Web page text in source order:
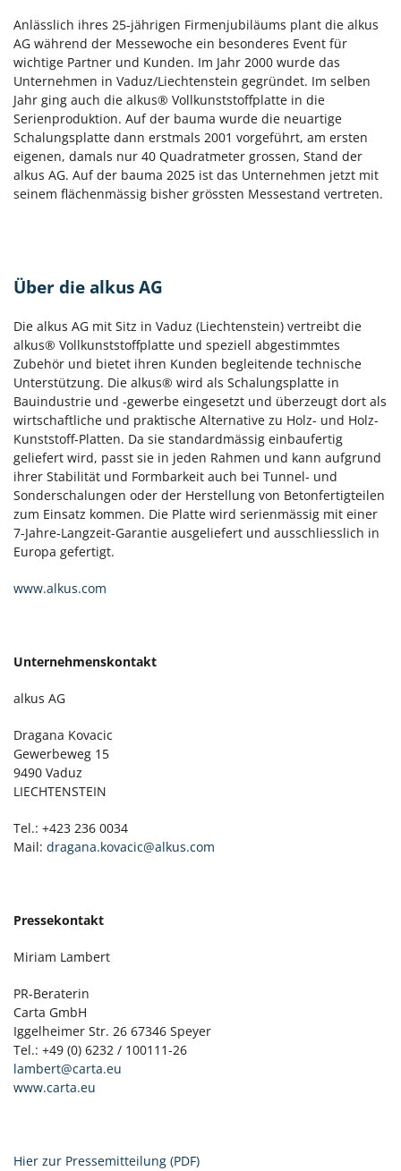
Anlässlich ihres 25-jährigen Firmenjubiläums plant die alkus
AG während der Messewoche ein besonderes Event für
wichtige Partner und Kunden. Im Jahr 2000 wurde das
Unternehmen in Vaduz/Liechtenstein gegründet. Im selben
Jahr ging auch die alkus® Vollkunststoffplatte in die
Serienproduktion. Auf der bauma wurde die neuartige
Schalungsplatte dann erstmals 2001 vorgeführt, am ersten
eigenen, damals nur 40 Quadratmeter grossen, Stand der
alkus AG. Auf der bauma 2025 ist das Unternehmen jetzt mit
seinem flächenmässig bisher grössten Messestand vertreten.
Über die alkus AG
Die alkus AG mit Sitz in Vaduz (Liechtenstein) vertreibt die
alkus® Vollkunststoffplatte und speziell abgestimmtes
Zubehör und bietet ihren Kunden begleitende technische
Unterstützung. Die alkus® wird als Schalungsplatte in
Bauindustrie und -gewerbe eingesetzt und überzeugt dort als
wirtschaftliche und praktische Alternative zu Holz- und Holz-
Kunststoff-Platten. Da sie standardmässig einbaufertig
geliefert wird, passt sie in jeden Rahmen und kann aufgrund
ihrer Stabilität und Formbarkeit auch bei Tunnel- und
Sonderschalungen oder der Herstellung von Betonfertigteilen
zum Einsatz kommen. Die Platte wird serienmässig mit einer
7-Jahre-Langzeit-Garantie ausgeliefert und ausschliesslich in
Europa gefertigt.
www.alkus.com
Unternehmenskontakt
alkus AG
Dragana Kovacic
Gewerbeweg 15
9490 Vaduz
LIECHTENSTEIN
Tel.: +423 236 0034
Mail: dragana.kovacic@alkus.com
Pressekontakt
Miriam Lambert
PR-Beraterin
Carta GmbH
Iggelheimer Str. 26 67346 Speyer
Tel.: +49 (0) 6232 / 100111-26
lambert@carta.eu
www.carta.eu
Hier zur Pressemitteilung (PDF)